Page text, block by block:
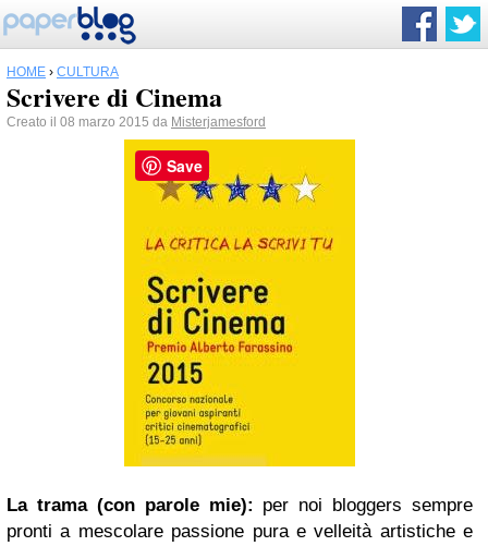
HOME › CULTURA
Scrivere di Cinema
Creato il 08 marzo 2015 da Misterjamesford
La trama (con parole mie): per noi bloggers sempre
pronti a mescolare passione pura e velleità artistiche e
Save